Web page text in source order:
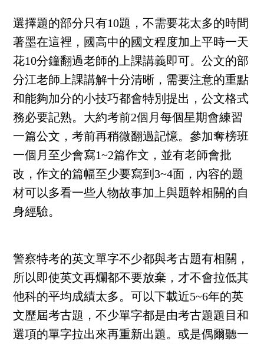
選擇題的部分只有10題，不需要花太多的時間
著墨在這裡，國高中的國文程度加上平時一天
花10分鐘翻過老師的上課講義即可。公文的部
分江老師上課講解十分清晰，需要注意的重點
和能夠加分的小技巧都會特別提出，公文格式
務必要記熟。大約考前2個月每個星期會練習
一篇公文，考前再稍微翻過記憶。參加奪榜班
一個月至少會寫1~2篇作文，並有老師會批
改，作文的篇幅至少要寫到3~4面，內容的題
材可以多看一些人物故事加上與題幹相關的自
身經驗。
警察特考的英文單字不少都與考古題有相關，
所以即使英文再爛都不要放棄，才不會拉低其
他科的平均成績太多。可以下載近5~6年的英
文歷屆考古題，不少單字都是由考古題題目和
選項的單字拉出來再重新出題。或是偶爾聽一